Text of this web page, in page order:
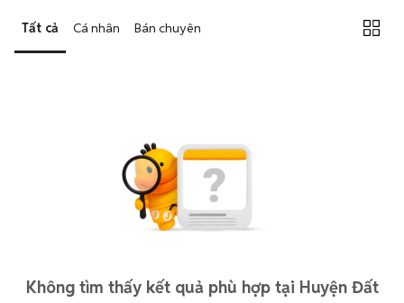
Tất cả Cá nhân Bán chuyên
Không tìm thấy kết quả phù hợp tại Huyện Đất